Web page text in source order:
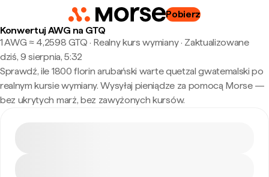
Pobierz
Konwertuj AWG na GTQ
1 AWG ≈ 4,2598 GTQ · Realny kurs wymiany· Zaktualizowane
dziś, 9 sierpnia, 5:32
Sprawdź, ile 1800 florin arubański warte quetzal gwatemalski po
realnym kursie wymiany. Wysyłaj pieniądze za pomocą Morse —
bez ukrytych marż, bez zawyżonych kursów.